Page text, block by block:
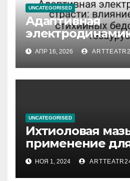
UNCATEGORISED
Адаптивная
влияние анализа
стихийных
тезауруса
АПР 16, 2026
UNCATEGORISED
Ихтиоловая
применение
фурункулов
НОЯ 1, 2024